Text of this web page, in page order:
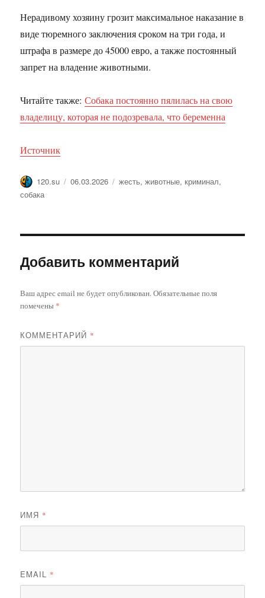
Нерадивому хозяину грозит максимальное наказание в
виде тюремного заключения сроком на три года, и
штрафа в размере до 45000 евро, а также постоянный
запрет на владение животными.
Читайте также:Собака постоянно пялилась на свою
владелицу, которая не подозревала, что беременна
Источник
Автор
120.su Опубликовано
06.03.2026 Метки
жесть,животные, криминал,
собака
Добавить комментарий
Ваш адрес email не будет опубликован.Обязательные поля
помечены *
КОММЕНТАРИЙ *
ИМЯ *
EMAIL *